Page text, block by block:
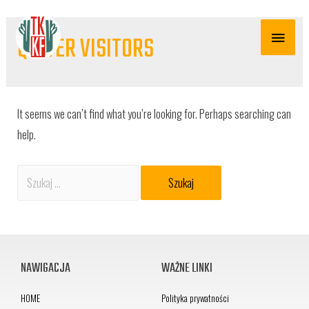
QUIVER VISITORS
It seems we can’t find what you’re looking for. Perhaps searching can
help.
NAWIGACJA
HOME
WAŻNE LINKI
Polityka prywatności